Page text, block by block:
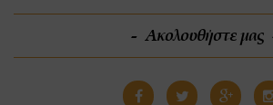
Ακολουθήστε μας